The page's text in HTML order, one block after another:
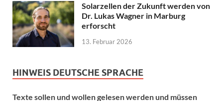
Solarzellen der Zukunft werden von
Dr. Lukas Wagner in Marburg
erforscht
13. Februar 2026
HINWEIS DEUTSCHE SPRACHE
Texte sollen und wollen gelesen werden und müssen